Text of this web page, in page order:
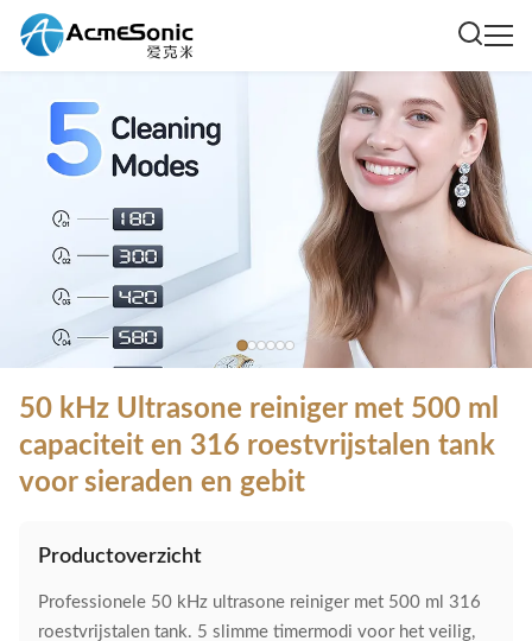
50 kHz Ultrasone reiniger met 500 ml
capaciteit en 316 roestvrijstalen tank
voor sieraden en gebit
Productoverzicht
Professionele 50 kHz ultrasone reiniger met 500 ml 316
roestvrijstalen tank. 5 slimme timermodi voor het veilig,